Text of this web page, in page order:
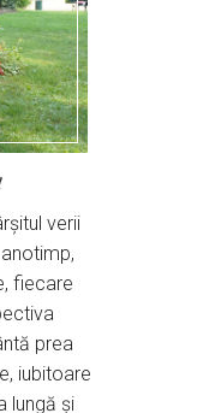
verii
fiecare
prea
iubitoare
lungă și